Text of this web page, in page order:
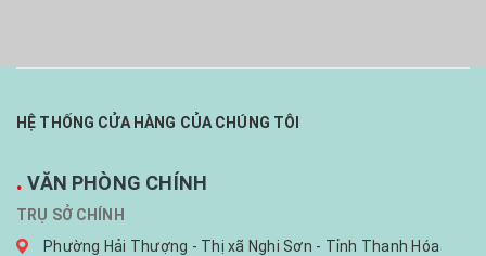
HỆ THỐNG CỬA HÀNG CỦA CHÚNG TÔI
. VĂN PHÒNG CHÍNH
TRỤ SỞ CHÍNH
Phường Hải Thượng - Thị xã Nghi Sơn - Tỉnh Thanh Hóa